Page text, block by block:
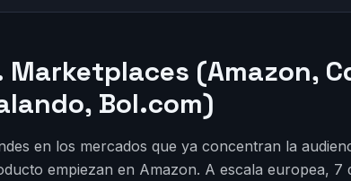
Marketplaces (Amazon,
Bol.com)
en los mercados que ya concentran la
empiezan en Amazon. A escala europea,